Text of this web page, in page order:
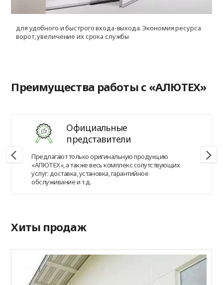
для удобного и быстрого входа-выхода. Экономия ресурса
ворот, увеличение их срока службы
Преимущества работы с «АЛЮТЕХ»
Официальные
представители
Предлагают только оригинальную продукцию
«АЛЮТЕХ», а также весь комплекс сопутствующих
услуг: доставка, установка, гарантийное
обслуживание и т.д.
Хиты продаж